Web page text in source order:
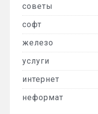
советы
софт
железо
услуги
интернет
неформат